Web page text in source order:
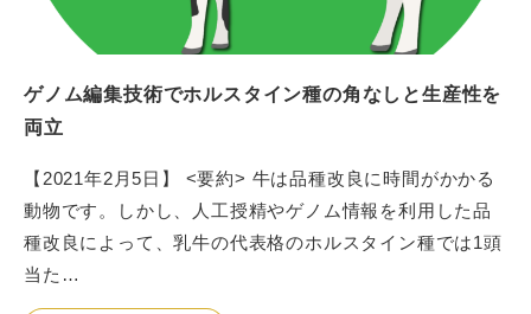
ゲノム編集技術でホルスタイン種の角なしと生産性を
両立
【2021年2月5日】 <要約> 牛は品種改良に時間がかかる
動物です。しかし、人工授精やゲノム情報を利用した品
種改良によって、乳牛の代表格のホルスタイン種では1頭
当た…